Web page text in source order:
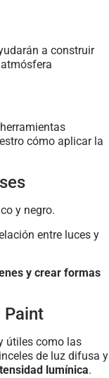
a construir
cómo aplicar la
y negro.
entre luces y
y crear formas
Paint
útiles como las
de luz difusa y
lumínica.